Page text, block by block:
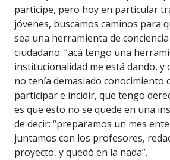
participe, pero hoy en particular
jóvenes, buscamos caminos para
sea una herramienta de
ciudadano: “acá tengo una
institucionalidad me está dando, y
no tenía demasiado conocimiento
participar e incidir, que tengo
es que esto no se quede en una
de decir: “preparamos un mes
juntamos con los profesores,
proyecto, y quedó en la nada”.